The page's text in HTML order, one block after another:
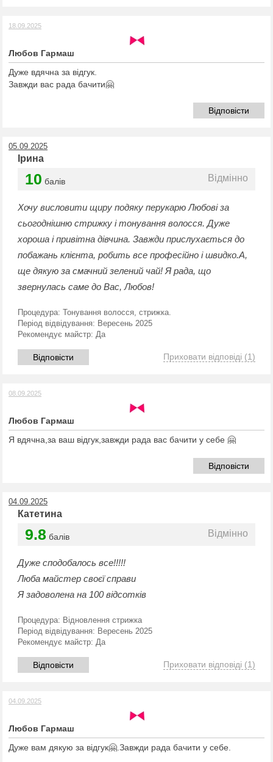
18.09.2025
Любов Гармаш
Дуже вдячна за відгук.
Завжди вас рада бачити🤗
Відповісти
05.09.2025
Ірина
10 балів Відмінно
Хочу висловити щиру подяку перукарю Любові за
сьогоднішню стрижку і тонування волосся. Дуже
хороша і привітна дівчина. Завжди прислухається до
побажань клієнта, робить все професійно і швидко.А,
ще дякую за смачний зелений чай! Я рада, що
звернулась саме до Вас, Любов!
Процедура: Тонування волосся, стрижка.
Період відвідування: Вересень 2025
Рекомендує майстр: Да
Відповісти Приховати відповіді (1)
08.09.2025
Любов Гармаш
Я вдячна,за ваш відгук,завжди рада вас бачити у себе 🤗
Відповісти
04.09.2025
Катетина
9.8 балів Відмінно
Дуже сподобалось все!!!!!
Люба майстер своєї справи
Я задоволена на 100 відсотків
Процедура: Відновлення стрижка
Період відвідування: Вересень 2025
Рекомендує майстр: Да
Відповісти Приховати відповіді (1)
04.09.2025
Любов Гармаш
Дуже вам дякую за відгук🤗.Завжди рада бачити у себе.